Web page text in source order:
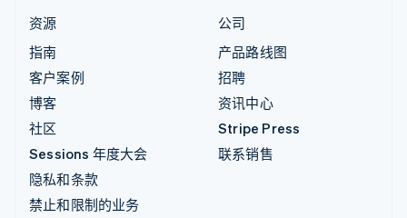
资源
指南
客户案例
博客
社区
Sessions 年度大会
隐私和条款
禁止和限制的业务
公司
产品路线图
招聘
资讯中心
Stripe Press
联系销售